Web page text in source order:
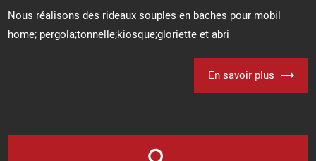
Nous réalisons des rideaux souples en baches pour mobil
home; pergola;tonnelle;kiosque;gloriette et abri
En savoir plus